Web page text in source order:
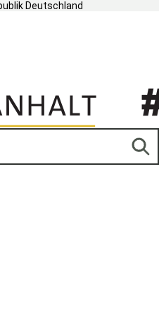
Deutschland